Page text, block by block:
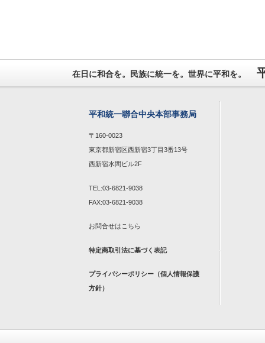
在日に和合を。民族に統一を。世界に平和を。
平和統一聯合中央本部事務局
〒160-0023
東京都新宿区西新宿3丁目3番13号
西新宿水間ビル2F
TEL:03-6821-9038
FAX:03-6821-9038
お問合せは こちら
特定商取引法に基づく表記
プライバシーポリシー（個人情報保護
方針）